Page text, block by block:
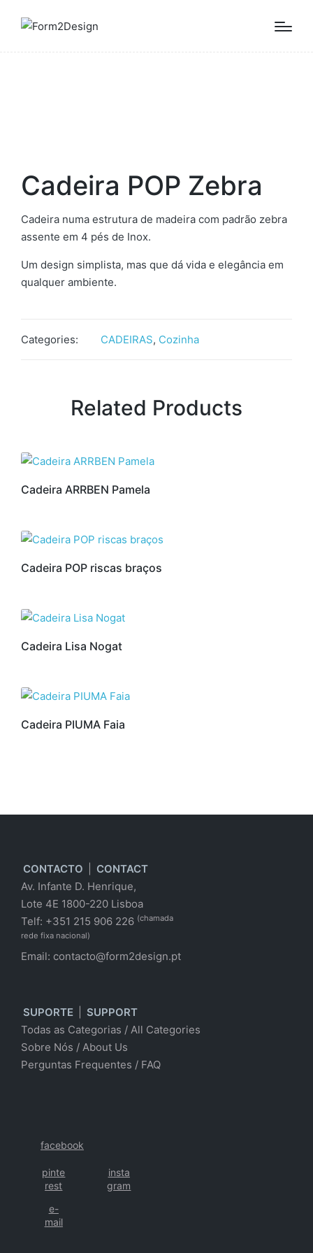
Cadeira POP Zebra
Cadeira numa estrutura de madeira com padrão zebra
assente em 4 pés de Inox.
Um design simplista, mas que dá vida e elegância em
qualquer ambiente.
Categories: CADEIRAS, Cozinha
Related Products
Cadeira ARRBEN Pamela
Cadeira POP riscas braços
Cadeira Lisa Nogat
Cadeira PIUMA Faia
CONTACTO
CONTACT
Av. Infante D. Henrique,
Lote 4E 1800-220 Lisboa
Telf: +351 215 906 226 (chamada
rede fixa nacional)
Email: contacto@form2design.pt
SUPORTE
SUPPORT
Todas as Categorias / All Categories
Sobre Nós / About Us
Perguntas Frequentes / FAQ
facebook
pinte
rest
insta
gram
e-
mail